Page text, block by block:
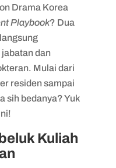
Drama Korea
Playbook? Dua
dan
Mulai dari
residen sampai
sih bedanya? Yuk
Kuliah